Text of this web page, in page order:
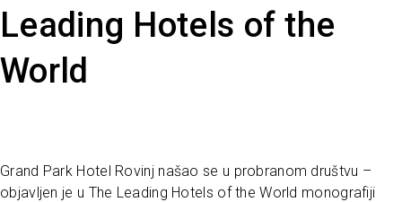
Leading Hotels of the
World
Grand Park Hotel Rovinj našao se u probranom društvu –
objavljen je u The Leading Hotels of the World monografiji